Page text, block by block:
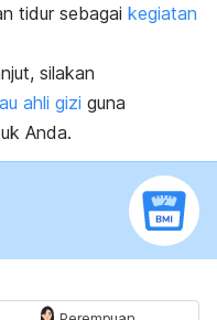
tidur sebagai kegiatan
silakan
ahli gizi guna
Anda.